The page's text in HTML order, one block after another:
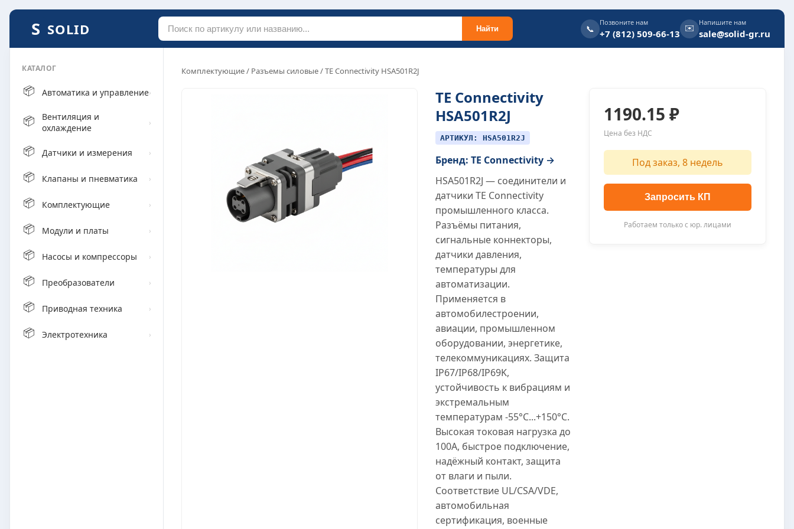
SOLID Найти 📞
Позвоните нам
+7 (812) 509-66-13
✉️ Напишите нам
sale@solid-gr.ru
КАТАЛОГ
📦 Автоматика и управление›
📦
Вентиляция и
охлаждение
›
📦 Датчики и измерения ›
📦 Клапаны и пневматика ›
📦 Комплектующие ›
📦 Модули и платы ›
📦 Насосы и компрессоры ›
📦 Преобразователи ›
📦 Приводная техника ›
📦 Электротехника ›
Комплектующие/ Разъемы силовые/ TE Connectivity HSA501R2J
TE Connectivity
HSA501R2J
АРТИКУЛ: HSA501R2J
Бренд: TE Connectivity →
HSA501R2J — соединители и
датчики TE Connectivity
промышленного класса.
Разъёмы питания,
сигнальные коннекторы,
датчики давления,
температуры для
автоматизации.
Применяется в
автомобилестроении,
авиации, промышленном
оборудовании, энергетике,
телекоммуникациях. Защита
IP67/IP68/IP69K,
устойчивость к вибрациям и
экстремальным
температурам -55°C...+150°C.
Высокая токовая нагрузка до
100A, быстрое подключение,
надёжный контакт, защита
от влаги и пыли.
Соответствие UL/CSA/VDE,
автомобильная
сертификация, военные
1190.15 ₽
Цена без НДС
Под заказ, 8 недель
Запросить КП
Работаем только с юр. лицами